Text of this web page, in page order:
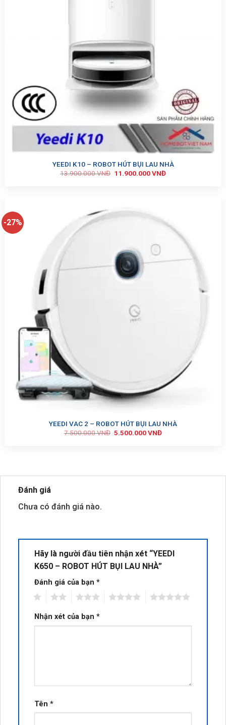
YEEDI K10 – ROBOT HÚT BỤI LAU NHÀ
13.900.000VNĐ 11.900.000VNĐ
-27%
YEEDI VAC 2 – ROBOT HÚT BỤI LAU NHÀ
7.500.000VNĐ 5.500.000VNĐ
Đánh giá
Chưa có đánh giá nào.
Hãy là người đầu tiên nhận xét “YEEDI
K650 – ROBOT HÚT BỤI LAU NHÀ”
Đánh giá của bạn *
Nhận xét của bạn *
Tên *